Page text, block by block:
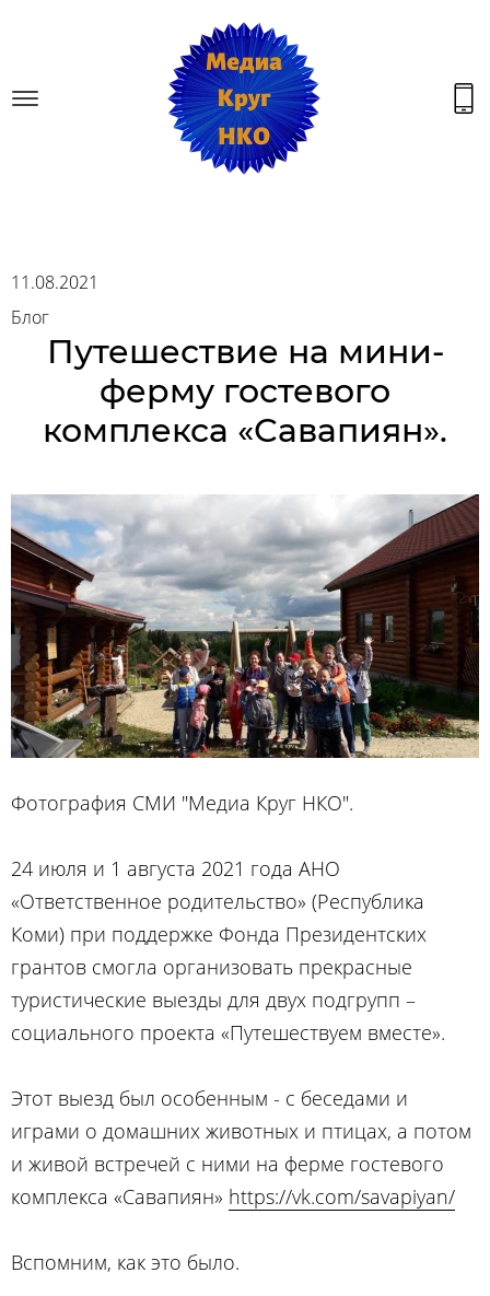
11.08.2021
Блог
Путешествие на мини-
ферму гостевого
комплекса «Савапиян».
Фотография СМИ "Медиа Круг НКО".
24 июля и 1 августа 2021 года АНО
«Ответственное родительство» (Республика
Коми) при поддержке Фонда Президентских
грантов смогла организовать прекрасные
туристические выезды для двух подгрупп –
социального проекта «Путешествуем вместе».
Этот выезд был особенным - с беседами и
играми о домашних животных и птицах, а потом
и живой встречей с ними на ферме гостевого
комплекса «Савапиян» https://vk.com/savapiyan/
Вспомним, как это было.